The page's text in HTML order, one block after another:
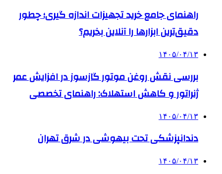
راهنمای جامع خرید تجهیزات اندازه گیری؛ چطور
دقیق‌ترین ابزارها را آنلاین بخریم؟
۱۴۰۵/۰۴/۱۳
بررسی نقش روغن موتور گازسوز در افزایش عمر
ژنراتور و کاهش استهلاک: راهنمای تخصصی
۱۴۰۵/۰۴/۱۳
دندانپزشکی تحت بیهوشی در شرق تهران
۱۴۰۵/۰۴/۱۳